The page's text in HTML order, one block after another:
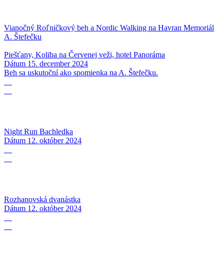
Vianočný Roľničkový beh a Nordic Walking na Havran Memoriál
A. Štefečku
Piešťany, Koliba na Červenej veži, hotel Panoráma
Dátum 15. december 2024
Beh sa uskutoční ako spomienka na A. Štefečku.
Night Run Bachledka
Dátum 12. október 2024
Rozhanovská dvanástka
Dátum 12. október 2024